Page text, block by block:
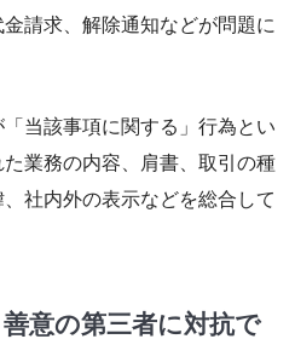
請求、解除通知などが問題に
当該事項に関する」行為とい
業務の内容、肩書、取引の種
社内外の表示などを総合して
意の第三者に対抗で